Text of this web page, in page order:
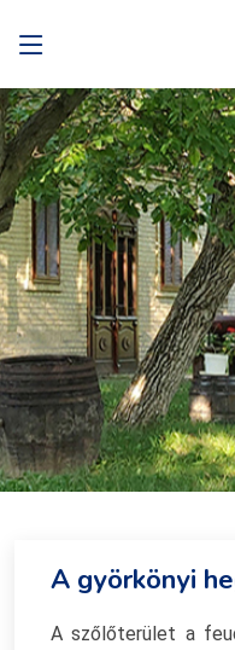
A györkönyi
A szőlőterület a